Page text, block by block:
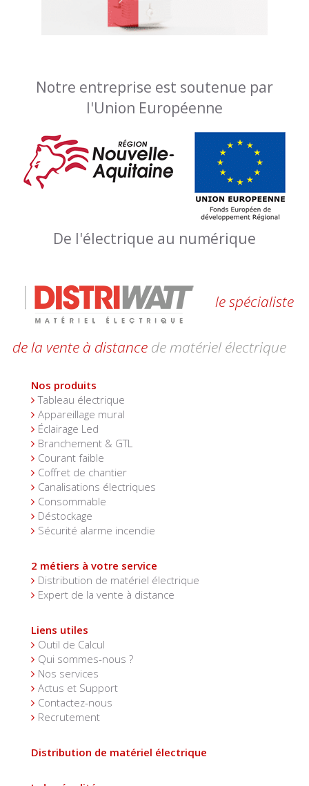
Notre entreprise est soutenue par
l'Union Européenne
De l'électrique au numérique
le spécialiste
de la vente à distance de matériel électrique
Nos produits
Tableau électrique
Appareillage mural
Éclairage Led
Branchement & GTL
Courant faible
Coffret de chantier
Canalisations électriques
Consommable
Déstockage
Sécurité alarme incendie
2 métiers à votre service
Distribution de matériel électrique
Expert de la vente à distance
Liens utiles
Outil de Calcul
Qui sommes-nous ?
Nos services
Actus et Support
Contactez-nous
Recrutement
Distribution de matériel électrique